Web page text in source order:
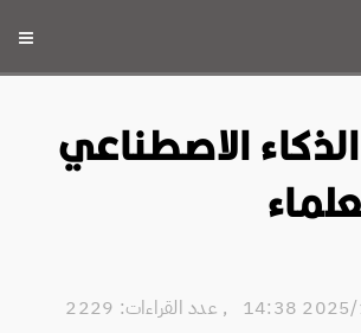
الاصطناعي
, عدد القراءات: 2229